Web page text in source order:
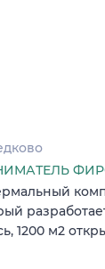
1200 м2